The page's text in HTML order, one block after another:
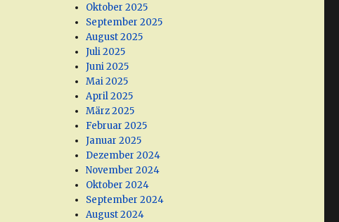
Oktober 2025
September 2025
August 2025
Juli 2025
Juni 2025
Mai 2025
April 2025
März 2025
Februar 2025
Januar 2025
Dezember 2024
November 2024
Oktober 2024
September 2024
August 2024